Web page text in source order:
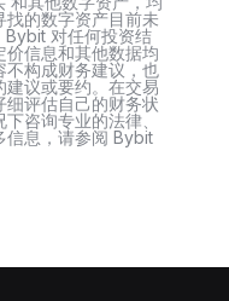
的数字资产目前未
Bybit 对任何投资结
信息和其他数据均
不构成财务建议，也
议或要约。在交易
评估自己的财务状
咨询专业的法律、
信息，请参阅 Bybit